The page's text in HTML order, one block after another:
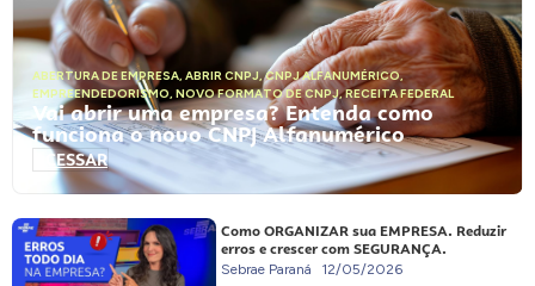
ABERTURA DE EMPRESA, ABRIR CNPJ,CNPJ ALFANUMÉRICO,
EMPREENDEDORISMO, NOVO FORMATO DE CNPJ,RECEITA FEDERAL
Vai abrir uma empresa? Entenda como
funciona o novo CNPJ Alfanumérico
ACESSAR
Como ORGANIZAR sua EMPRESA. Reduzir
erros e crescer com SEGURANÇA.
Sebrae Paraná 12/05/2026